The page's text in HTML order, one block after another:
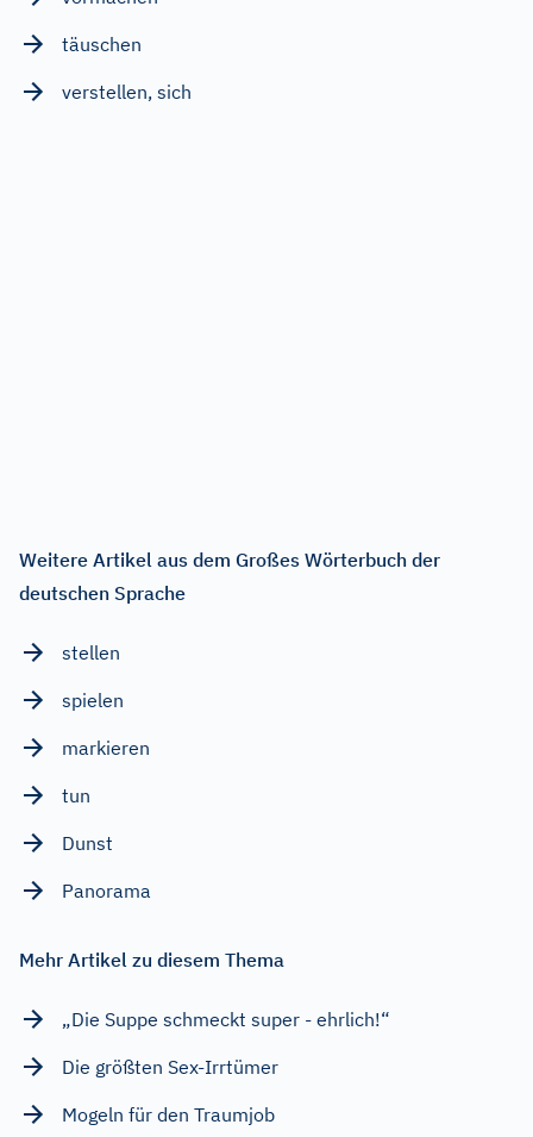
täuschen
verstellen, sich
Weitere Artikel aus dem Großes Wörterbuch der
deutschen Sprache
stellen
spielen
markieren
tun
Dunst
Panorama
Mehr Artikel zu diesem Thema
„Die Suppe schmeckt super - ehrlich!“
Die größten Sex-Irrtümer
Mogeln für den Traumjob